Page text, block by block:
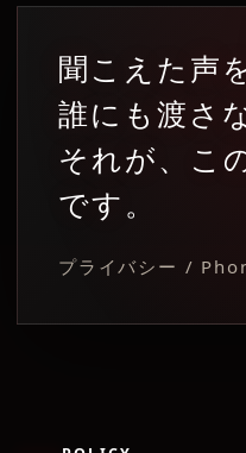
聞こえた声
誰にも渡さ
それが、こ
です。
プライバシー /